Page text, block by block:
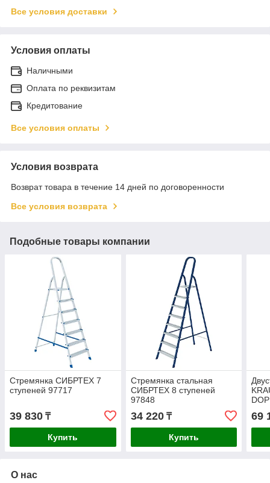
Все условия доставки
Условия оплаты
Наличными
Оплата по реквизитам
Кредитование
Все условия оплаты
Условия возврата
Возврат товара в течение 14 дней по договоренности
Все условия возврата
Подобные товары компании
Стремянка СИБРТЕХ 7
ступеней 97717
39 830 ₸
Купить
Стремянка стальная
СИБРТЕХ 8 ступеней
97848
34 220₸
Купить
69
О нас